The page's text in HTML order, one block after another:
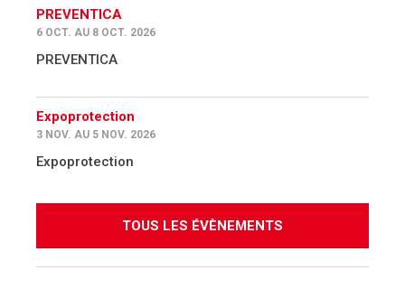
PREVENTICA
6 OCT. AU 8 OCT. 2026
PREVENTICA
Expoprotection
3 NOV. AU 5 NOV. 2026
Expoprotection
TOUS LES ÉVÈNEMENTS